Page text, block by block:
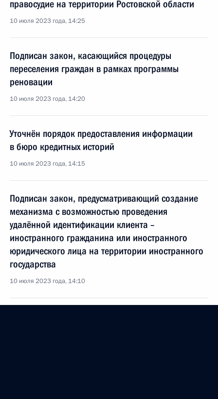
правосудие на территории Ростовской области
10 июля 2023 года, 14:25
Подписан закон, касающийся процедуры
переселения граждан в рамках программы
реновации
10 июля 2023 года, 14:20
Уточнён порядок предоставления информации
в бюро кредитных историй
10 июля 2023 года, 14:15
Подписан закон, предусматривающий создание
механизма с возможностью проведения
удалённой идентификации клиента –
иностранного гражданина или иностранного
юридического лица на территории иностранного
государства
10 июля 2023 года, 14:10